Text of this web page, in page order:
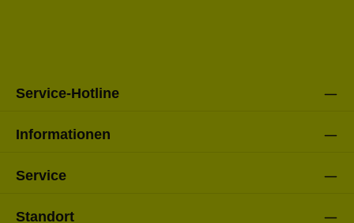
Service-Hotline
Informationen
Service
Standort